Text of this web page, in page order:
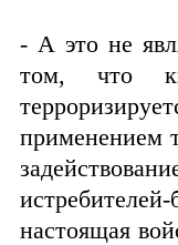
- А это не
том, что
применением
настоящая